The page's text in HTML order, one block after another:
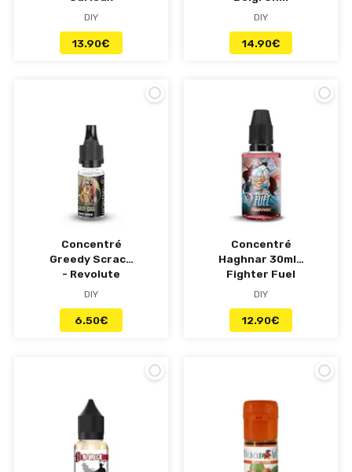
DIY
13.90€
DIY
14.90€
Concentré
Greedy Scrach
- Revolute
DIY
6.50€
Concentré
Haghnar 30ml -
Fighter Fuel
DIY
12.90€